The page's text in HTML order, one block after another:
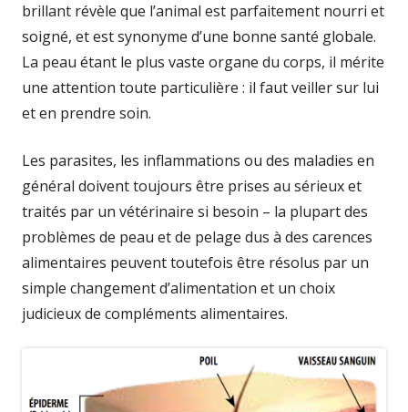
brillant révèle que l’animal est parfaitement nourri et
soigné, et est synonyme d’une bonne santé globale.
La peau étant le plus vaste organe du corps, il mérite
une attention toute particulière : il faut veiller sur lui
et en prendre soin.
Les parasites, les inflammations ou des maladies en
général doivent toujours être prises au sérieux et
traités par un vétérinaire si besoin – la plupart des
problèmes de peau et de pelage dus à des carences
alimentaires peuvent toutefois être résolus par un
simple changement d’alimentation et un choix
judicieux de compléments alimentaires.